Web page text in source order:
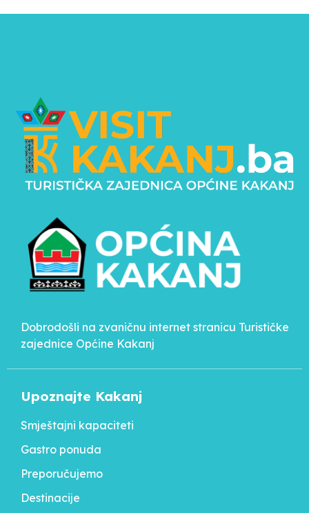
Dobrodošli na zvaničnu internet stranicu Turističke
zajednice Općine Kakanj
Upoznajte Kakanj
Smještajni kapaciteti
Gastro ponuda
Preporučujemo
Destinacije